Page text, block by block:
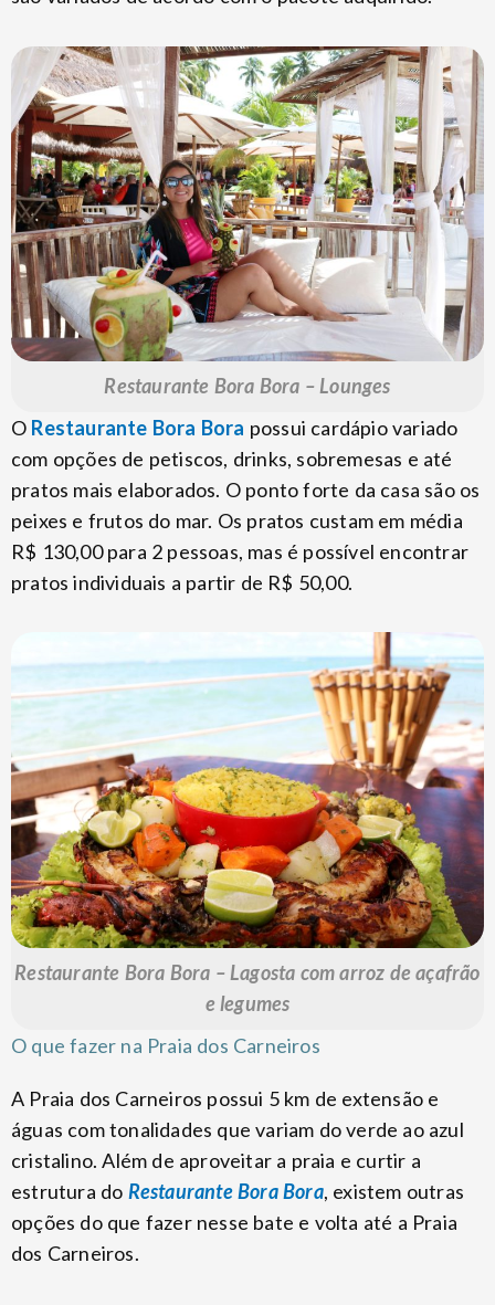
Restaurante Bora Bora – Lounges
O Restaurante Bora Bora possui cardápio variado
com opções de petiscos, drinks, sobremesas e até
pratos mais elaborados. O ponto forte da casa são os
peixes e frutos do mar. Os pratos custam em média
R$ 130,00 para 2 pessoas, mas é possível encontrar
pratos individuais a partir de R$ 50,00.
Restaurante Bora Bora – Lagosta com arroz de açafrão
e legumes
O que fazer na Praia dos Carneiros
A Praia dos Carneiros possui 5 km de extensão e
águas com tonalidades que variam do verde ao azul
cristalino. Além de aproveitar a praia e curtir a
estrutura do Restaurante Bora Bora, existem outras
opções do que fazer nesse bate e volta até a Praia
dos Carneiros.